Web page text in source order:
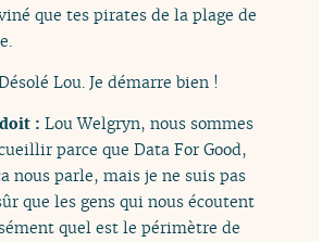
que tes pirates de la plage de
Lou. Je démarre bien !
:Lou Welgryn, nous sommes
parce que Data For Good,
nous parle, mais je ne suis pas
que les gens qui nous écoutent
quel est le périmètre de